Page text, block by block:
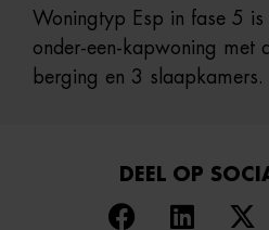
Woningtyp Esp in fase 5 is
onder-een-kapwoning met
berging en 3 slaapkamers.
DEEL OP